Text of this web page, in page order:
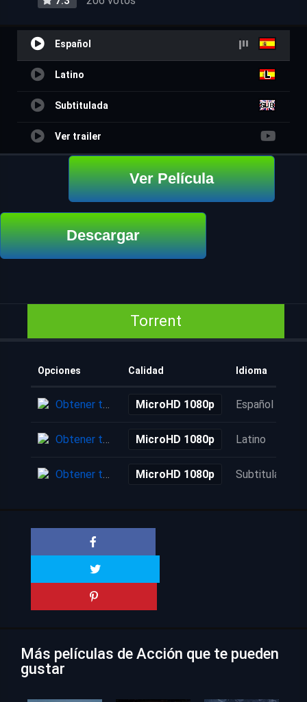
Español
Latino
Subtitulada
Ver trailer
Ver Película
Descargar
Torrent
Opciones Calidad Idioma
Obtener torrent MicroHD 1080p Español
Obtener torrent MicroHD 1080p Latino
Obtener torrent MicroHD 1080p Subtitulada
Más películas de Acción que te pueden
gustar